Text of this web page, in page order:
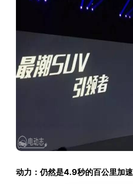
动力：仍然是4.9秒的百公里加速